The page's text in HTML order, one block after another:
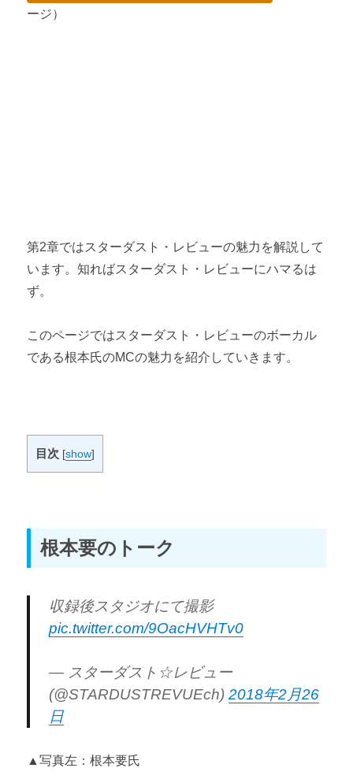
スタレビの楽しみ方③ 【根本要のラジオ番組】
ージ）
第2章ではスターダスト・レビューの魅力を解説して
います。知ればスターダスト・レビューにハマるは
ず。
このページではスターダスト・レビューのボーカル
である根本氏のMCの魅力を紹介していきます。
目次 [show]
根本要のトーク
収録後スタジオにて撮影
pic.twitter.com/9OacHVHTv0
— スターダスト☆レビュー
(@STARDUSTREVUEch)2018年2月26
日
▲写真左：根本要氏